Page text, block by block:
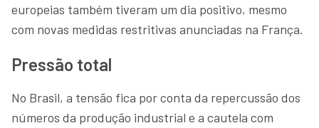
europeias também tiveram um dia positivo, mesmo
com novas medidas restritivas anunciadas na França.
Pressão total
No Brasil, a tensão fica por conta da repercussão dos
números da produção industrial e a cautela com